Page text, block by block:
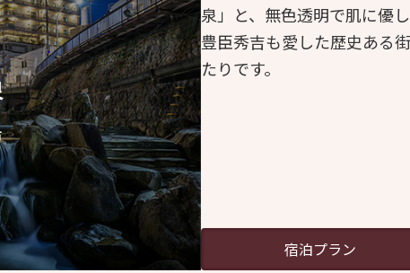
泉」と、無色透明で肌に優
豊臣秀吉も愛した歴史ある
たりです。
宿泊プラン